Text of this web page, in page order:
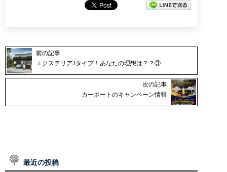
前の記事
エクステリア3タイプ！あなたの理想は？？③
次の記事
カーポートのキャンペーン情報
最近の投稿